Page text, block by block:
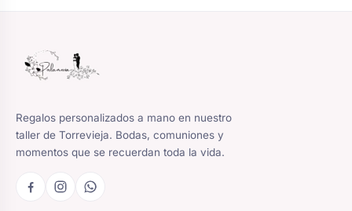
Regalos personalizados a mano en nuestro
taller de Torrevieja. Bodas, comuniones y
momentos que se recuerdan toda la vida.